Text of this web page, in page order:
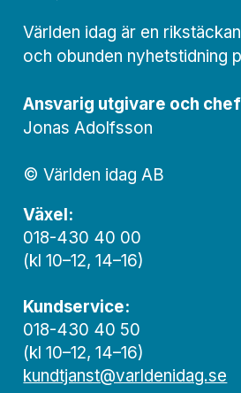
Världen idag är en
och obunden nyhets­­­tidning
Ansvarig utgivare och
Jonas Adolfsson
© Världen idag AB
Växel:
018-430 40 00
(kl 10–12, 14–16)
Kundservice:
018-430 40 50
(kl 10–12, 14–16)
kundtjanst@varldenidag.se